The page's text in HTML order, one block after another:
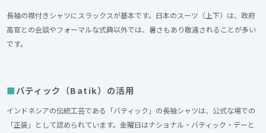
長袖の襟付きシャツにスラックスが基本です。日本のスーツ（上下）は、政府
高官との会談やフォーマルな式典以外では、暑さもあり敬遠されることが多い
です。
バティック（Batik）の活用
インドネシアの伝統工芸である「バティック」の長袖シャツは、公式な場での
「正装」として認められています。金曜日はナショナル・バティック・デーと